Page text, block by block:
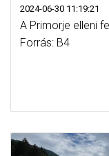
2024-06-30 11:19:21
A Primorje elleni
Forrás: B4